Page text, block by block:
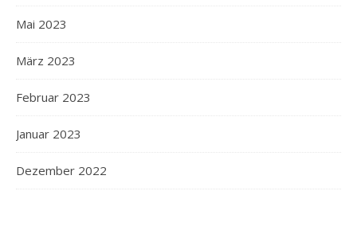
Mai 2023
März 2023
Februar 2023
Januar 2023
Dezember 2022